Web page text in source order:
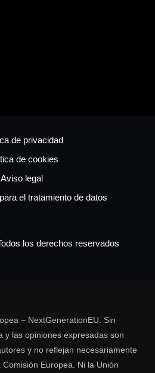
de privacidad
de cookies
Aviso legal
el tratamiento de datos
los derechos reservados
– NextGenerationEU. Sin
y las opiniones expresadas son
y no reflejan necesariamente
Europea. Ni la Unión